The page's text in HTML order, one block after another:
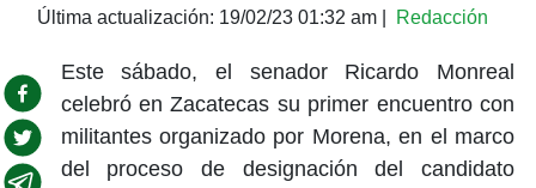
Última actualización: 19/02/23 01:32 am| Redacción
Este sábado, el senador Ricardo Monreal
celebró en Zacatecas su primer encuentro con
militantes organizado por Morena, en el marco
del proceso de designación del candidato